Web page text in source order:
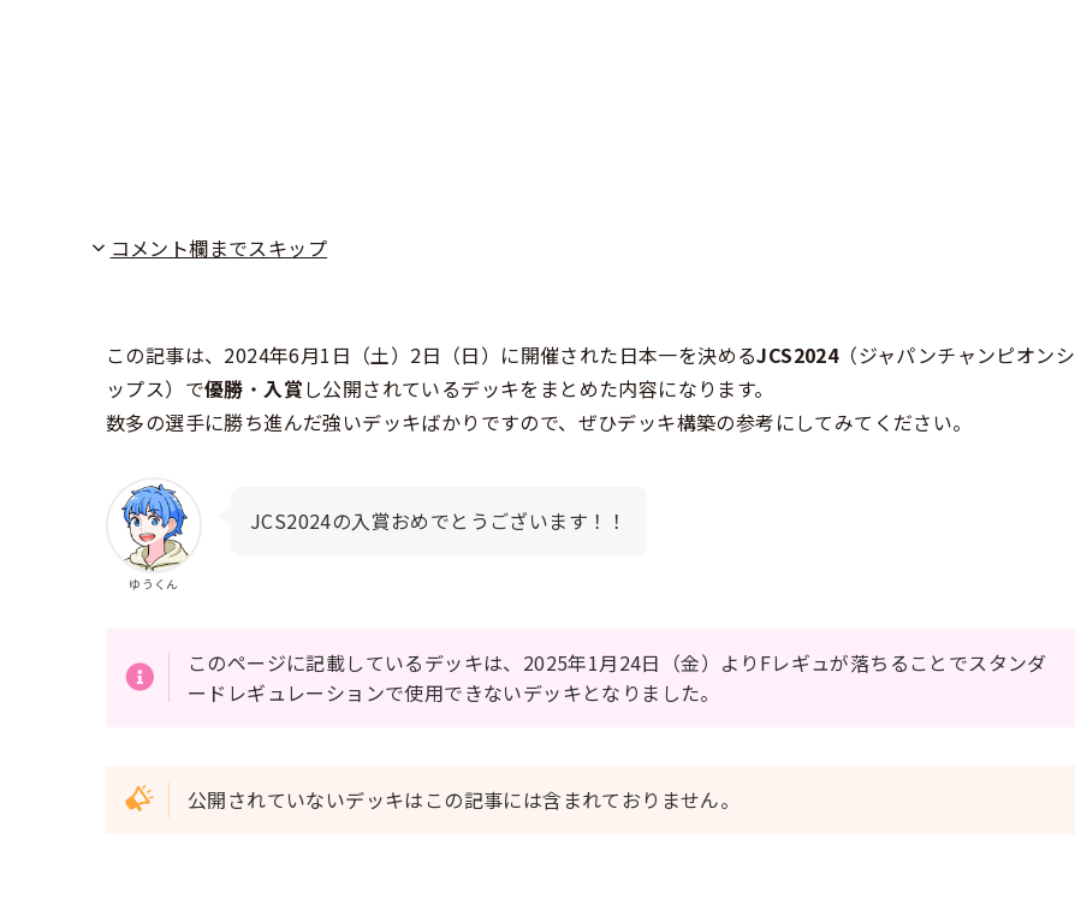
コメント欄までスキップ
この記事は、2024年6月1日（土）2日（日）に開催された日本一を決めるJCS2024（ジャパンチャンピオンシ
ップス）で優勝 ・ 入賞し公開されているデッキをまとめた内容になります。
数多の選手に勝ち進んだ強いデッキばかりですので、ぜひデッキ構築の参考にしてみてください。
ゆうくん
JCS2024の入賞おめでとうございます！！
このページに記載しているデッキは、2025年1月24日（金）よりFレギュが落ちることでスタンダ
ードレギュレーションで使用できないデッキとなりました。
公開されていないデッキはこの記事には含まれておりません。